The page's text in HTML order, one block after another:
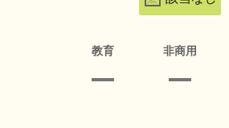
教育 非商用